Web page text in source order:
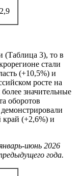
(Таблица 3), то в
стали
(+10,5%) и
росте на
значительные
оборотов
край (+2,6%) и
июнь 2026
года.